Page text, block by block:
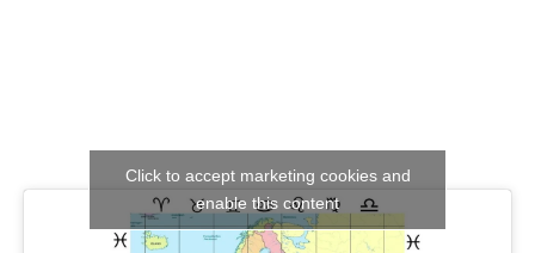
Click to accept marketing cookies and
enable this content